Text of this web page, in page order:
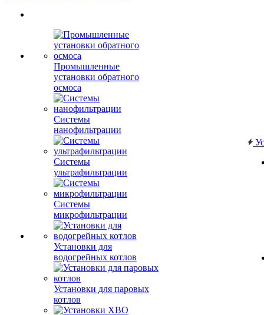
Промышленные
установки обратного
осмоса
Системы
нанофильтрации
Системы
ультрафильтрации
Системы
микрофильтрации
Установки для
водогрейных котлов
Установки для паровых
котлов